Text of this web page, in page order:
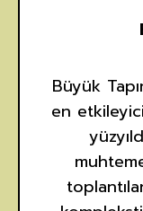
Büyük
en